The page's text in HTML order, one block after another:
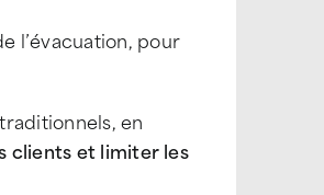
l’évacuation, pour
en
clients et limiter les